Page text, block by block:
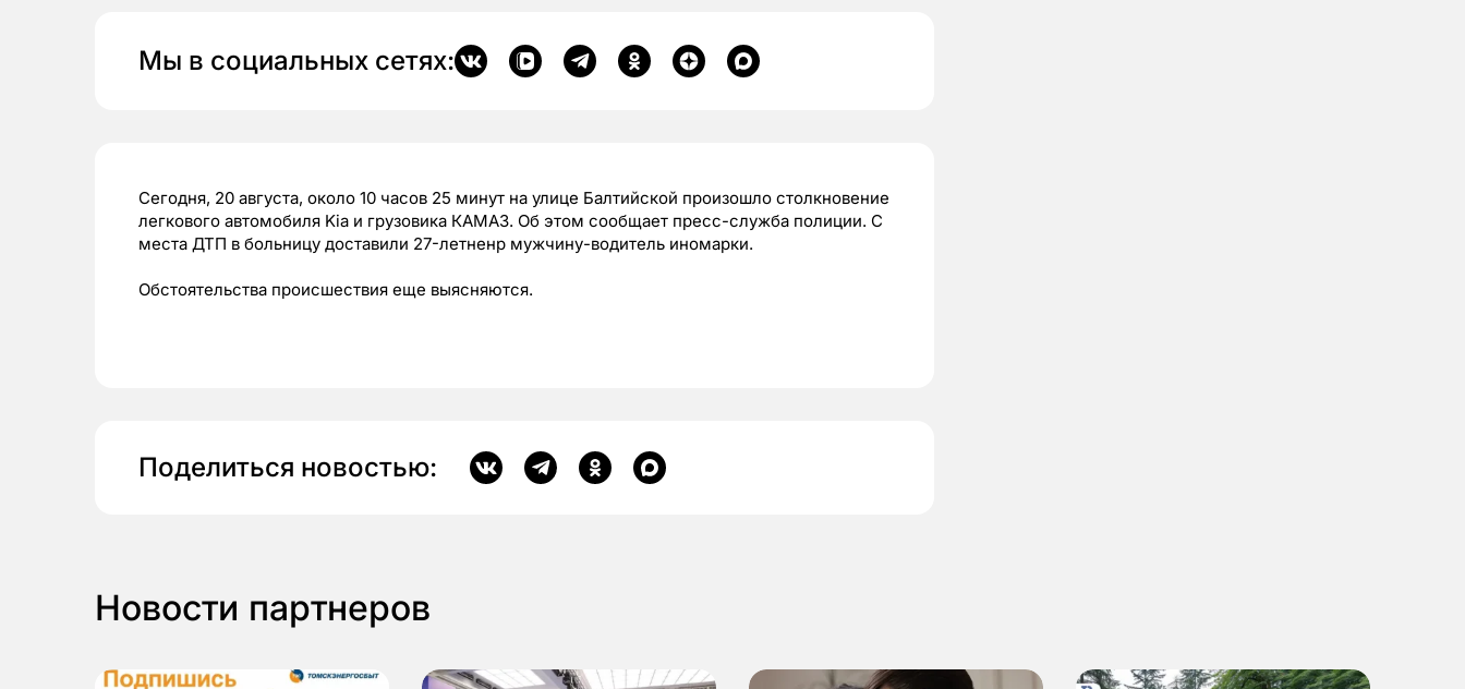
Мы в социальных сетях:
Сегодня, 20 августа, около 10 часов 25 минут на улице Балтийской произошло столкновение
легкового автомобиля Kia и грузовика КАМАЗ. Об этом сообщает пресс-служба полиции. С
места ДТП в больницу доставили 27-летненр мужчину-водитель иномарки.
Обстоятельства происшествия еще выясняются.
Поделиться новостью:
Новости партнеров